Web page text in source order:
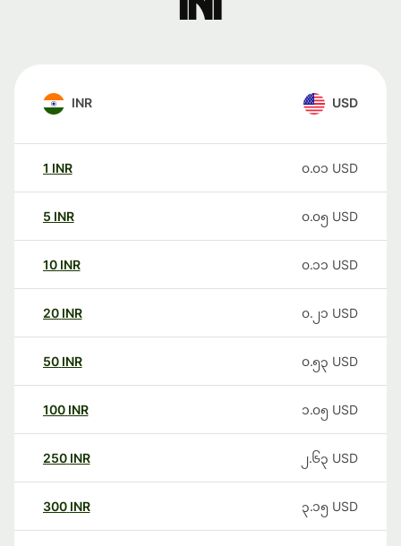
INR USD
1 INR ၀.၀၁ USD
5 INR ၀.၀၅ USD
10 INR ၀.၁၁ USD
20 INR ၀.၂၁ USD
50 INR ၀.၅၃ USD
100 INR ၁.၀၅ USD
250 INR ၂.၆၃ USD
300 INR ၃.၁၅ USD